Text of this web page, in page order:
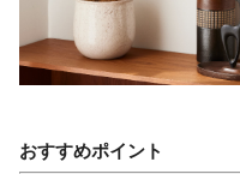
おすすめポイント